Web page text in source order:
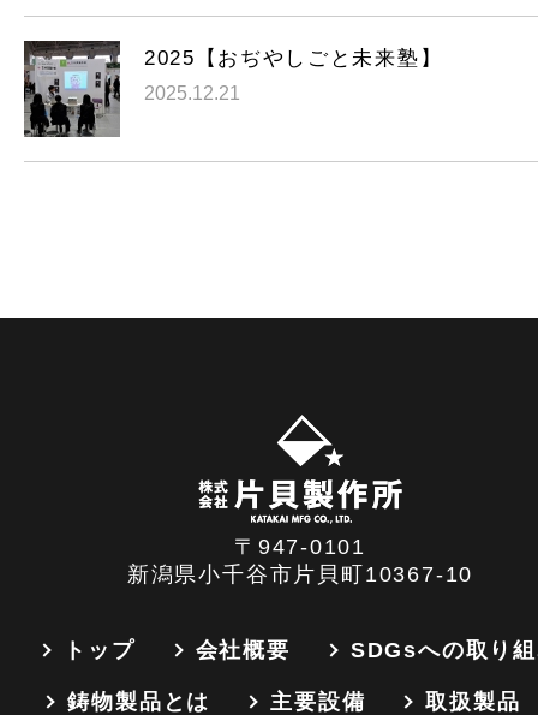
2025【おぢやしごと未来塾】
2025.12.21
〒947-0101
新潟県小千谷市片貝町10367-10
トップ 会社概要 SDGsへの取り
鋳物製品とは 主要設備 取扱製品